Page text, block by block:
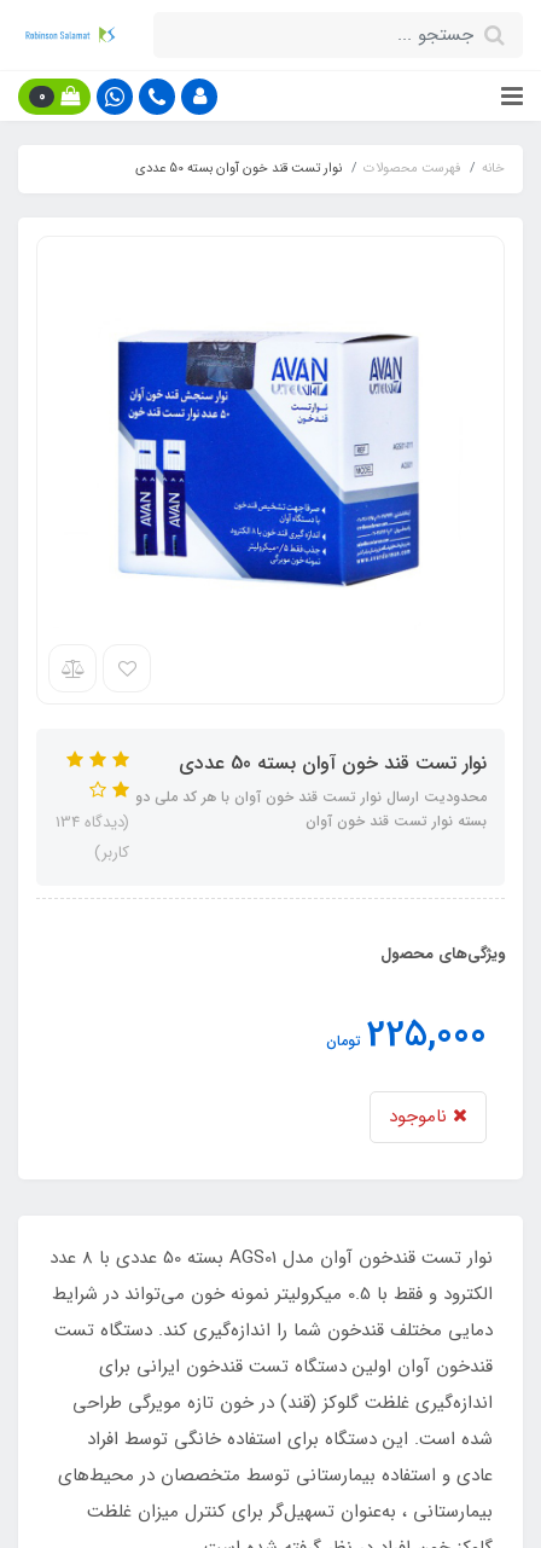
0
خانه فهرست محصولات نوار تست قند خون آوان بسته 50 عددی
نوار تست قند خون آوان بسته 50 عددی
محدودیت ارسال نوار تست قند خون آوان با هر کد ملی دو
بسته نوار تست قند خون آوان
(دیدگاه 134
کاربر)
ویژگی‌های محصول
225,000 تومان
ناموجود
نوار تست قندخون آوان مدل AGS01 بسته 50 عددی با 8 عدد
الکترود و فقط با 0.5 میکرولیتر نمونه خون می‌تواند در شرایط
دمایی مختلف قندخون شما را اندازه‌گیری کند. دستگاه تست
قندخون آوان اولین دستگاه تست قندخون ایرانی برای
اندازه‌گیری غلظت گلوکز (قند) در خون تازه مویرگی طراحی
شده است. این دستگاه برای استفاده خانگی توسط افراد
عادی و استفاده بیمارستانی توسط متخصصان در محیط‌های
بیمارستانی ، به‌عنوان تسهیل‌گر برای کنترل میزان غلظت